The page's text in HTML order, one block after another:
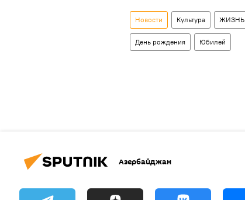
Новости Культура ЖИЗНЬ
День рождения Юбилей
Азербайджан